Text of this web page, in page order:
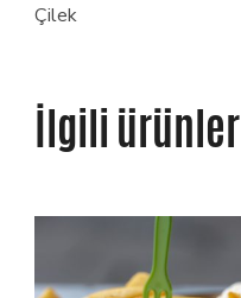
Çilek
İlgili ürünler